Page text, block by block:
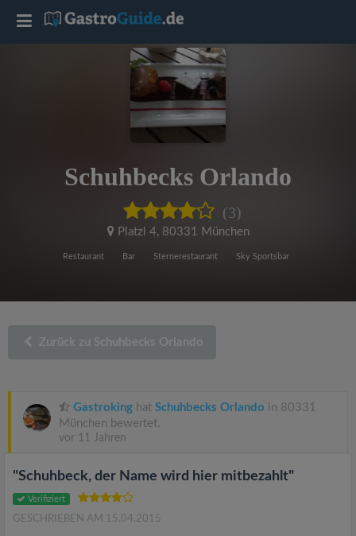
Schuhbecks Orlando
(3)
Platzl 4, 80331 München
Restaurant Bar Sternerestaurant Sky Sportsbar
Zurück zu Schuhbecks Orlando
Gastroking hat Schuhbecks Orlando in 80331
München bewertet.
vor 11 Jahren
"Schuhbeck, der Name wird hier mitbezahlt"
Verifiziert
GESCHRIEBEN AM 15.04.2015
T
a
t